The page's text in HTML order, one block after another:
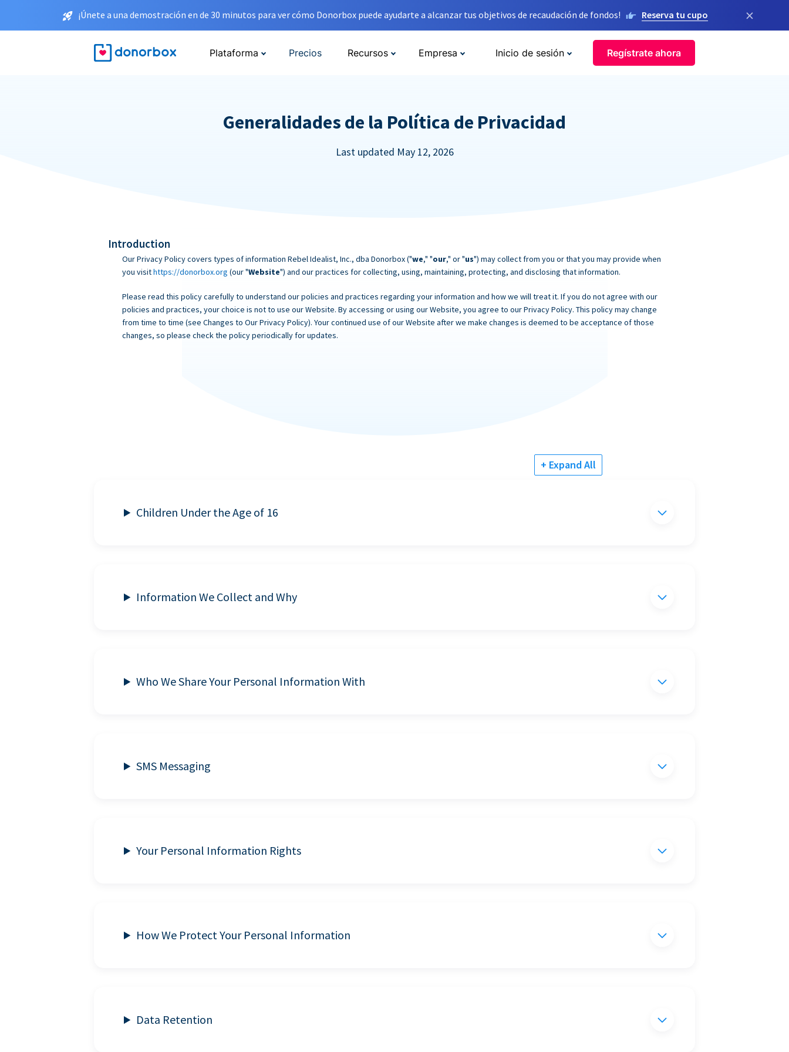
¡Únete a una demostración en de 30 minutos para ver cómo Donorbox puede ayudarte a alcanzar tus objetivos de recaudación de fondos! Reserva tu cupo ×
Plataforma Precios Recursos Empresa Inicio de sesión Regístrate ahora
Generalidades de la Política de Privacidad
Last updated May 12, 2026
Introduction
Our Privacy Policy covers types of information Rebel Idealist, Inc., dba Donorbox ("we," "our," or "us") may collect from you or that you may provide when
you visithttps://donorbox.org (our "Website") and our practices for collecting, using, maintaining, protecting, and disclosing that information.
Please read this policy carefully to understand our policies and practices regarding your information and how we will treat it. If you do not agree with our
policies and practices, your choice is not to use our Website. By accessing or using our Website, you agree to our Privacy Policy. This policy may change
from time to time (see Changes to Our Privacy Policy). Your continued use of our Website after we make changes is deemed to be acceptance of those
changes, so please check the policy periodically for updates.
+ Expand All
Children Under the Age of 16
Information We Collect and Why
Who We Share Your Personal Information With
SMS Messaging
Your Personal Information Rights
How We Protect Your Personal Information
Data Retention